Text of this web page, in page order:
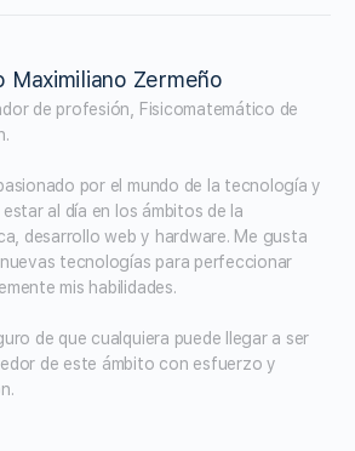
Maximiliano Zermeño
de profesión, Fisicomatemático de
por el mundo de la tecnología y
al día en los ámbitos de la
desarrollo web y hardware. Me gusta
tecnologías para perfeccionar
mis habilidades.
de que cualquiera puede llegar a ser
de este ámbito con esfuerzo y